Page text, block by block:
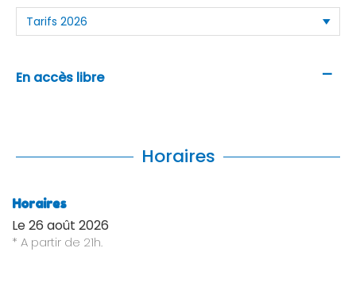
En accès libre —
Horaires
Horaires
Le26 août 2026
* A partir de 21h.